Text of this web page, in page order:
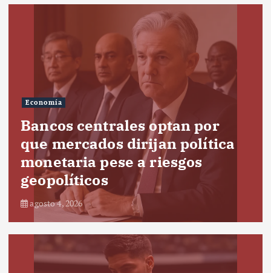
Economía
Bancos centrales optan por
que mercados dirijan política
monetaria pese a riesgos
geopolíticos
agosto 4, 2026